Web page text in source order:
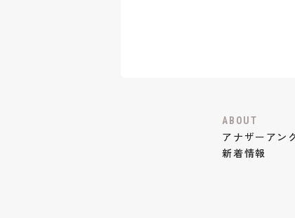
ABOUT
アナザーアン
新着情報